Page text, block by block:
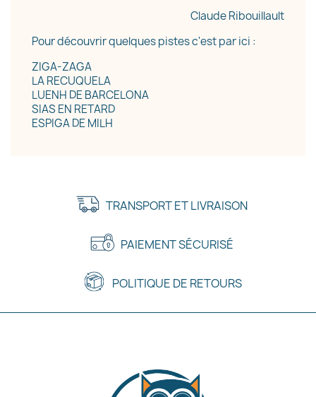
Claude Ribouillault
Pour découvrir quelques pistes c'est par ici :
ZIGA-ZAGA
LA RECUQUELA
LUENH DE BARCELONA
SIAS EN RETARD
ESPIGA DE MILH
TRANSPORT ET LIVRAISON
PAIEMENT SÉCURISÉ
POLITIQUE DE RETOURS